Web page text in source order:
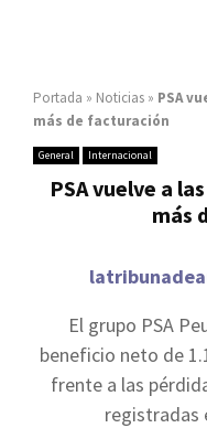
Portada » Noticias » PSA
más de facturación
General Internacional
PSA vuelve a
más
El grupo PSA
beneficio neto de
frente a las
registradas